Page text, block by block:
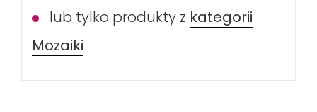
lub tylko produkty z kategorii
Mozaiki